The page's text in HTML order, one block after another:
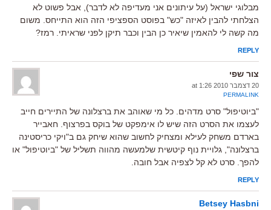
מבלוגי ישראל (על עיתונים אני מעדיפה לא לדבר), אבל פשוט לא
הצלחתי להבין לאיזה "כש" בפוסט הספציפי הזה הוא התייחס. משום
מה קשה לי להאמין שיאיר כן הבין וכבר תיקן לפני שראיתי. רמז?
REPLY
צור שפי
20 דצמבר 2010 at 1:26
PERMALINK
"ביוטיפול" סרט מדהים. כל מי שאוהב את ברצלונה של התיירים חייב
לעצמו את הסרט הזה שיש לו אימפקט של בוקס בפרצוף. חאבייר
בארדם משחק לעילא ומצחיק לחשוב שהוא שיחק גם ב"ויקי כריסטינה
ברצלונה", גלויית נוף קיטשית שלמעשה מהווה תשליל של "ביוטיפול" או
להפך. סרט לא קל לצפיה אבל חובה.
REPLY
Betsey Hasbni